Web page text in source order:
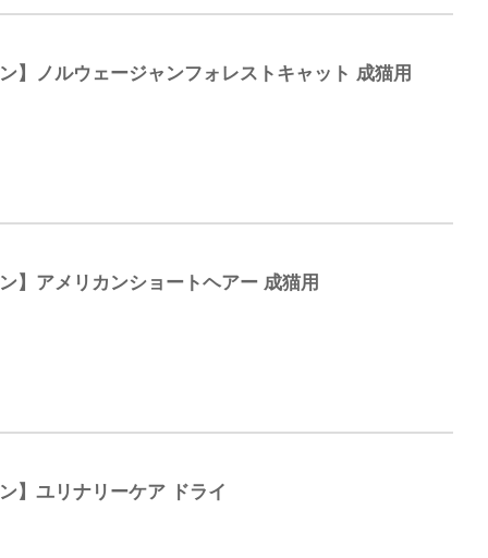
】ノルウェージャンフォレストキャット 成猫用
】アメリカンショートヘアー 成猫用
】ユリナリーケア ドライ